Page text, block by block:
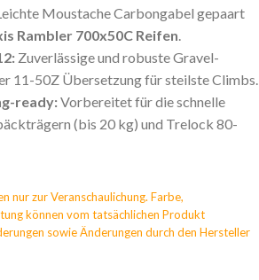
Moustache Carbongabel gepaart
Rambler 700x50C Reifen.
Zuverlässige und robuste Gravel-
11-50Z Übersetzung für steilste Climbs.
ready:Vorbereitet für die schnelle
(bis 20 kg) und Trelock 80-
nur zur Veranschaulichung. Farbe,
können vom tatsächlichen Produkt
sowie Änderungen durch den Hersteller